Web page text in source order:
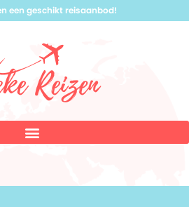
een geschikt reisaanbod!